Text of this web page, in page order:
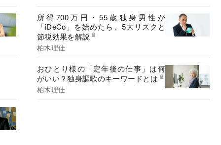
所得700万円・55歳独身男性が
「iDeCo」を始めたら、5大リスクと
節税効果を解説
柏木理佳
おひとり様の「定年後の仕事」は何
がいい？独身謳歌のキーワードとは
柏木理佳